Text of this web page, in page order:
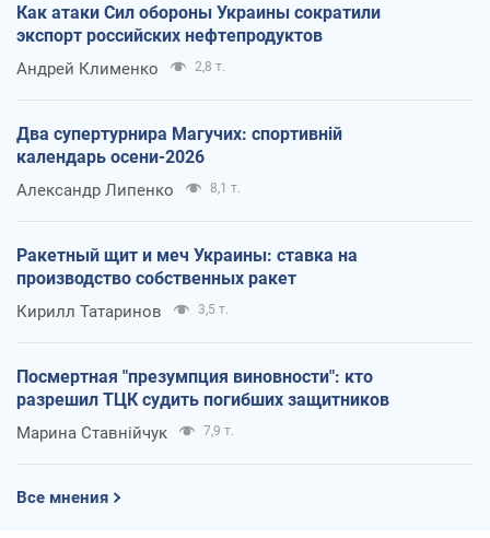
Как атаки Сил обороны Украины сократили
экспорт российских нефтепродуктов
Андрей Клименко 2,8 т.
Два супертурнира Магучих: спортивній
календарь осени-2026
Александр Липенко 8,1 т.
Ракетный щит и меч Украины: ставка на
производство собственных ракет
Кирилл Татаринов 3,5 т.
Посмертная "презумпция виновности": кто
разрешил ТЦК судить погибших защитников
Марина Ставнійчук 7,9 т.
Все мнения